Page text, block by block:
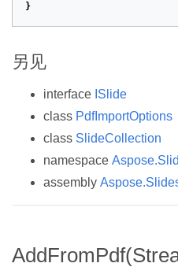
}
另见
interface ISlide
class PdfImportOptions
class SlideCollection
namespace
assembly